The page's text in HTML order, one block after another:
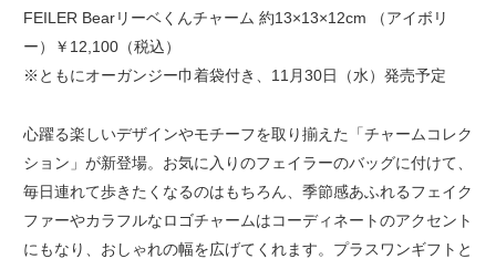
FEILER Bearリーベくんチャーム 約13×13×12cm （アイボリ
ー）￥12,100（税込）
※ともにオーガンジー巾着袋付き、11月30日（水）発売予定
心躍る楽しいデザインやモチーフを取り揃えた「チャームコレク
ション」が新登場。お気に入りのフェイラーのバッグに付けて、
毎日連れて歩きたくなるのはもちろん、季節感あふれるフェイク
ファーやカラフルなロゴチャームはコーディネートのアクセント
にもなり、おしゃれの幅を広げてくれます。プラスワンギフトと